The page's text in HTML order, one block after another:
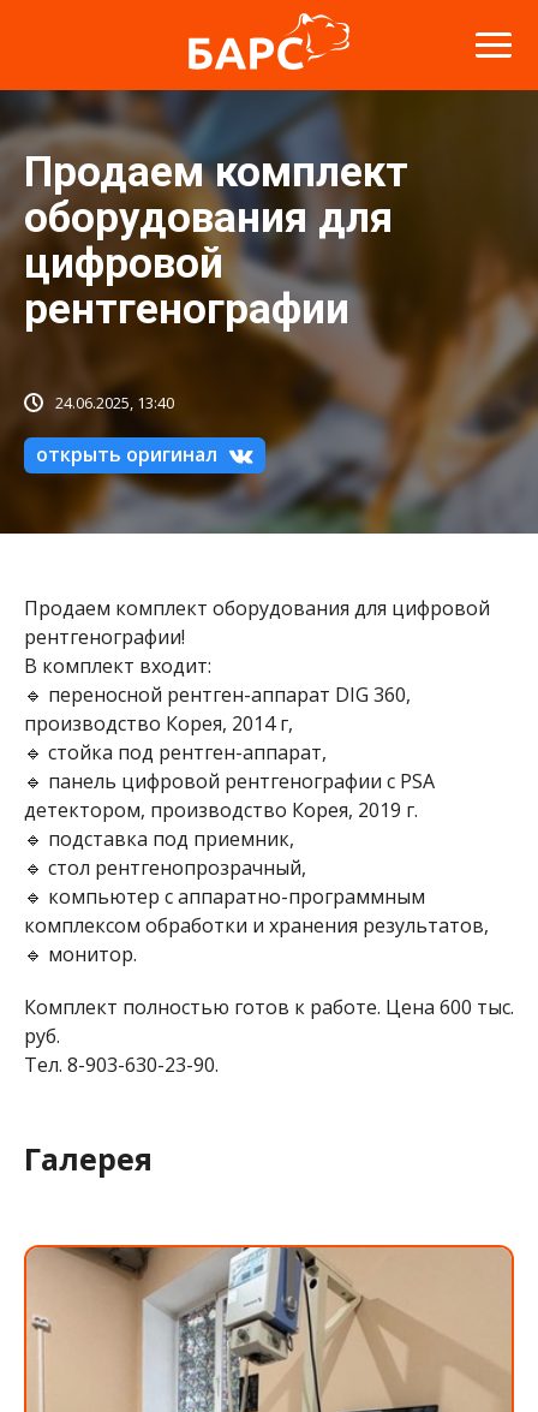
Продаем комплект
оборудования для
цифровой
рентгенографии
24.06.2025, 13:40
открыть оригинал
Продаем комплект оборудования для цифровой
рентгенографии!
В комплект входит:
🔹 переносной рентген-аппарат DIG 360,
производство Корея, 2014 г,
🔹 стойка под рентген-аппарат,
🔹 панель цифровой рентгенографии с PSA
детектором, производство Корея, 2019 г.
🔹 подставка под приемник,
🔹 стол рентгенопрозрачный,
🔹 компьютер с аппаратно-программным
комплексом обработки и хранения результатов,
🔹 монитор.
Комплект полностью готов к работе. Цена 600 тыс.
руб.
Тел. 8-903-630-23-90.
Галерея